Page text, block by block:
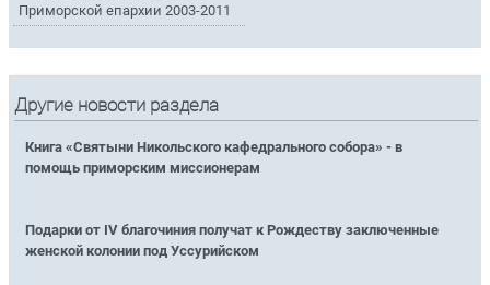
Приморской епархии 2003-2011
Другие новости раздела
Книга «Святыни Никольского кафедрального собора» - в
помощь приморским миссионерам
Подарки от IV благочиния получат к Рождеству заключенные
женской колонии под Уссурийском